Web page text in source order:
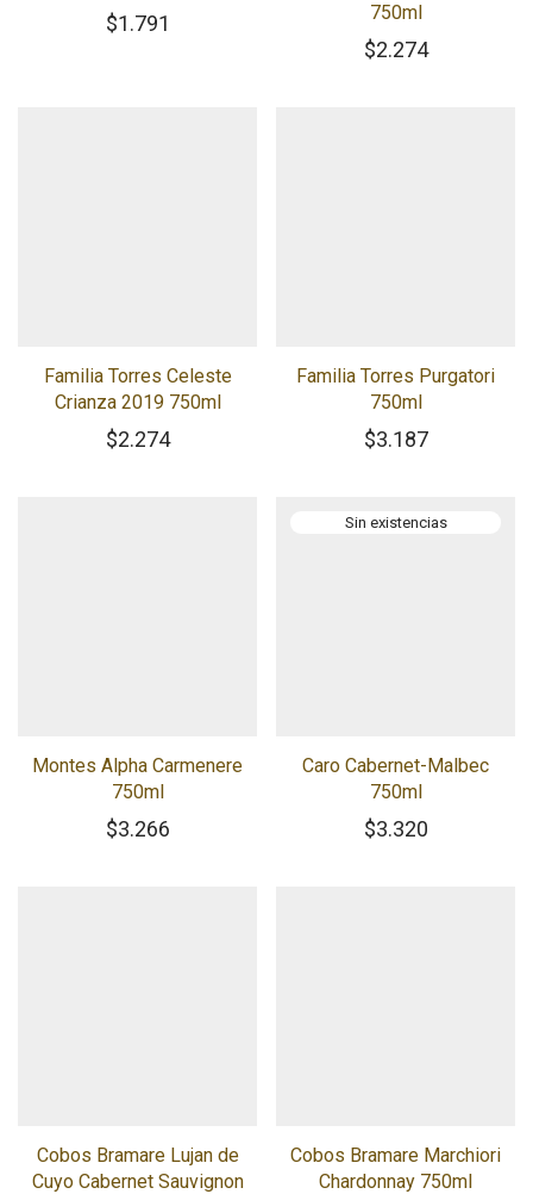
$1.791
750ml
$2.274
Familia Torres Celeste
Crianza 2019 750ml
$2.274
Familia Torres Purgatori
750ml
$3.187
Montes Alpha Carmenere
750ml
$3.266
Caro Cabernet-Malbec
750ml
$3.320
Cobos Bramare Lujan de
Cuyo Cabernet Sauvignon
Cobos Bramare Marchiori
Chardonnay 750ml